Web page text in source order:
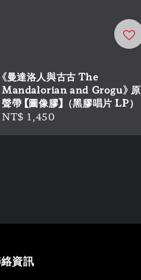
《曼達洛人與古古 The
Mandalorian and Grogu》 原
聲帶 【圖像膠】（黑膠唱片 LP）
Regular
NT$ 1,450
資訊